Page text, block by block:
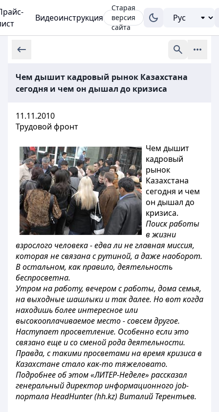
Видеоинструкция
Старая
версия
сайта
Чем дышит кадровый рынок Казахстана
сегодня и чем он дышал до кризиса
11.11.2010
Трудовой фронт
Чем дышит
кадровый
рынок
Казахстана
сегодня и чем
он дышал до
кризиса.
Поиск работы
в жизни
взрослого человека - едва ли не главная миссия,
которая не связана с рутиной, а даже наоборот.
В остальном, как правило, деятельность
беспросветна.
Утром на работу, вечером с работы, дома семья,
на выходные шашлыки и так далее. Но вот когда
находишь более интересное или
высокооплачиваемое место - совсем другое.
Наступает просветление. Особенно если это
связано еще и со сменой рода деятельности.
Правда, с такими просветами на время кризиса в
Казахстане стало как-то тяжеловато.
Подробнее об этом «ЛИТЕР-Неделе» рассказал
генеральный директор информационного job-
портала HeadHunter (hh.kz) Виталий Терентьев.